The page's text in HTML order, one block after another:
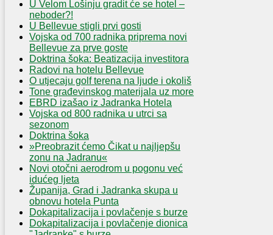
U Velom Lošinju gradit će se hotel –
neboder?!
U Bellevue stigli prvi gosti
Vojska od 700 radnika priprema novi
Bellevue za prve goste
Doktrina šoka: Beatizacija investitora
Radovi na hotelu Bellevue
O utjecaju golf terena na ljude i okoliš
Tone građevinskog materijala uz more
EBRD izašao iz Jadranka Hotela
Vojska od 800 radnika u utrci sa
sezonom
Doktrina šoka
»Preobrazit ćemo Čikat u najljepšu
zonu na Jadranu«
Novi otočni aerodrom u pogonu već
idućeg ljeta
Županija, Grad i Jadranka skupa u
obnovu hotela Punta
Dokapitalizacija i povlačenje s burze
Dokapitalizacija i povlačenje dionica